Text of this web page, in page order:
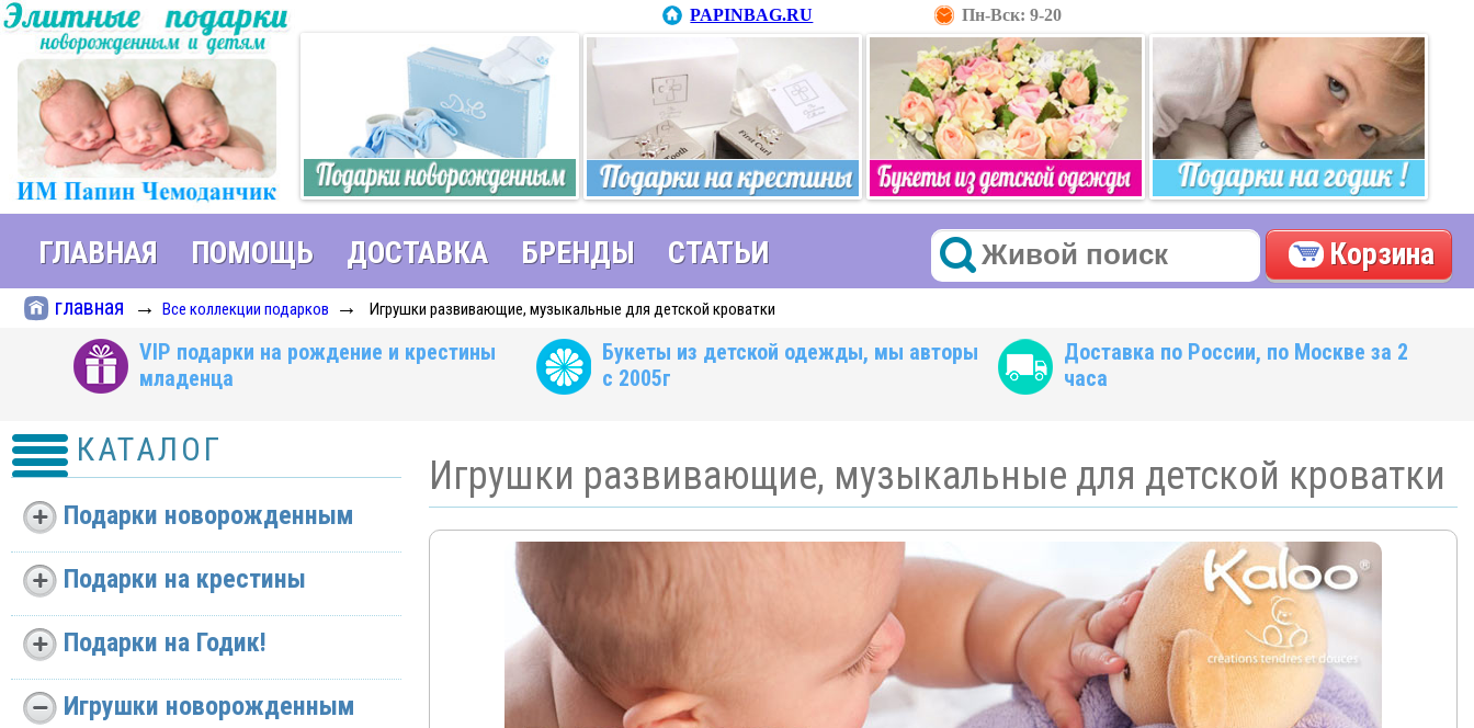
PAPINBAG.RU Пн-Вск: 9-20
ГЛАВНАЯ ПОМОЩЬ ДОСТАВКА БРЕНДЫ СТАТЬИ Корзина
главная → Все коллекции подарков → Игрушки развивающие, музыкальные для детской кроватки
VIP подарки на рождение и крестины
младенца
Букеты из детской одежды, мы авторы
с 2005г
Доставка по России, по Москве за 2
часа
КАТАЛОГ
Подарки новорожденным
Подарки на крестины
Подарки на Годик!
Игрушки новорожденным
Игрушки развивающие, музыкальные для детской кроватки